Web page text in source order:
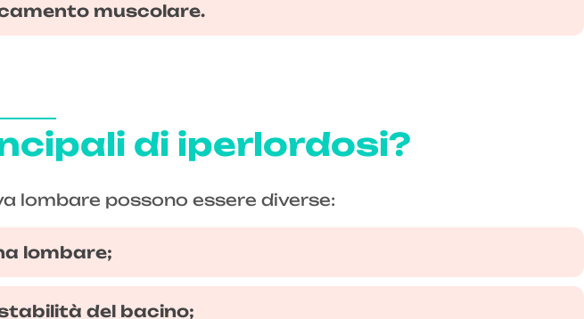
muscolare.
di iperlordosi?
lombare possono essere diverse:
lombare;
del bacino;